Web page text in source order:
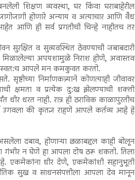
शिक्षण व्यवस्था, घर किंवा घराबाहेरील
जागोजागी होणारे अन्याय व अत्याचार आणि वैध
आणि ही सर्व प्रगतीची चिन्हे नाहीतच तर
व सुव्यवस्थित ठेवण्याची जबाबदारी
मिळालेल्या अपयशामुळे निराश होणे, अवास्तव
स्वत:च आपले मन कमकुवत करतो.
निर्माणकत्र्याने कोणत्याही जीवावर
क्षमता व प्रत्येक दु:ख झेलण्याची शक्ती
धरत नाही. रात्र ही ठराविक काळापुरतीच
उगवला की कृतज्ञ राहणे आपले कर्तव्य आहे हे
दबाव, होणाऱ्या छळाबद्दल काही बोलून
गंभीर न घेणे हा आपला दोष ठरू शकतो. तिला
एकमेकांना धीर देणे, एकमेकांशी सहानुभूती
सुख व साधनसंपत्तीला आपला देव मानून